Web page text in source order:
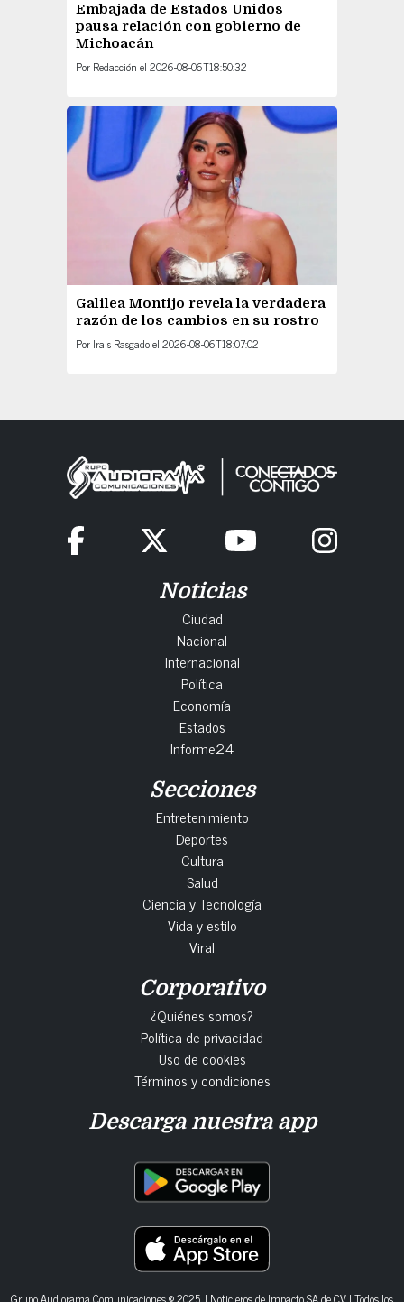
Embajada de Estados Unidos
pausa relación con gobierno de
Michoacán
Por Redacción el 2026-08-06T18:50:32
Galilea Montijo revela la verdadera
razón de los cambios en su rostro
Por Irais Rasgadoel 2026-08-06T18:07:02
Noticias
Ciudad
Nacional
Internacional
Política
Economía
Estados
Informe24
Secciones
Entretenimiento
Deportes
Cultura
Salud
Ciencia y Tecnología
Vida y estilo
Viral
Corporativo
¿Quiénes somos?
Política de privacidad
Uso de cookies
Términos y condiciones
Descarga nuestra app